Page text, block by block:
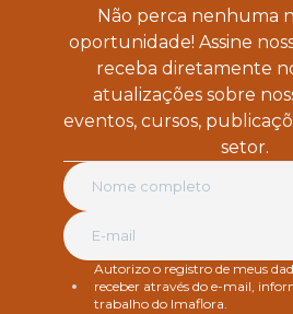
Não perca nenhuma
oportunidade! Assine
receba diretamente
atualizações sobre
eventos, cursos,
setor.
Autorizo o registro de meus
receber através do e-mail,
trabalho do Imaflora.